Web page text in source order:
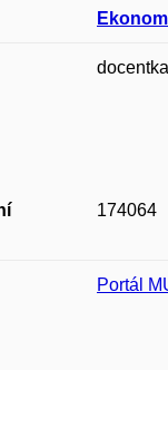
docentka
174064
Portál